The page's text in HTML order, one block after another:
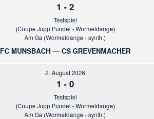
1 -2
Testspiel
(Coupe Jupp Pundel - Wormeldange)
Am Ga (Wormeldange - synth.)
FC MUNSBACH — CS GREVENMACHER
2. August 2026
1 -0
Testspiel
(Coupe Jupp Pundel - Wormeldange)
Am Ga (Wormeldange - synth.)